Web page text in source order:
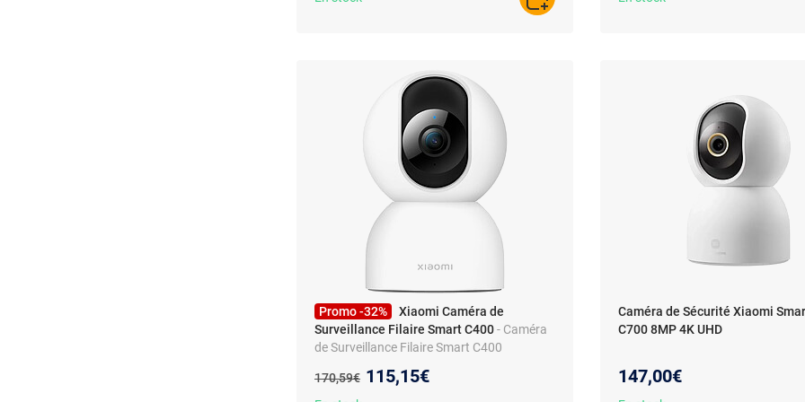
AJOUTER AU PANIER
Promo -32%
Xiaomi Caméra de
Surveillance Filaire Smart C400- Caméra
de Surveillance Filaire Smart C400
Ancien prix :
170,59€ Nouveau prix :
115,15€
Caméra de Sécurité Xiaomi
C700 8MP 4K UHD
147,00€